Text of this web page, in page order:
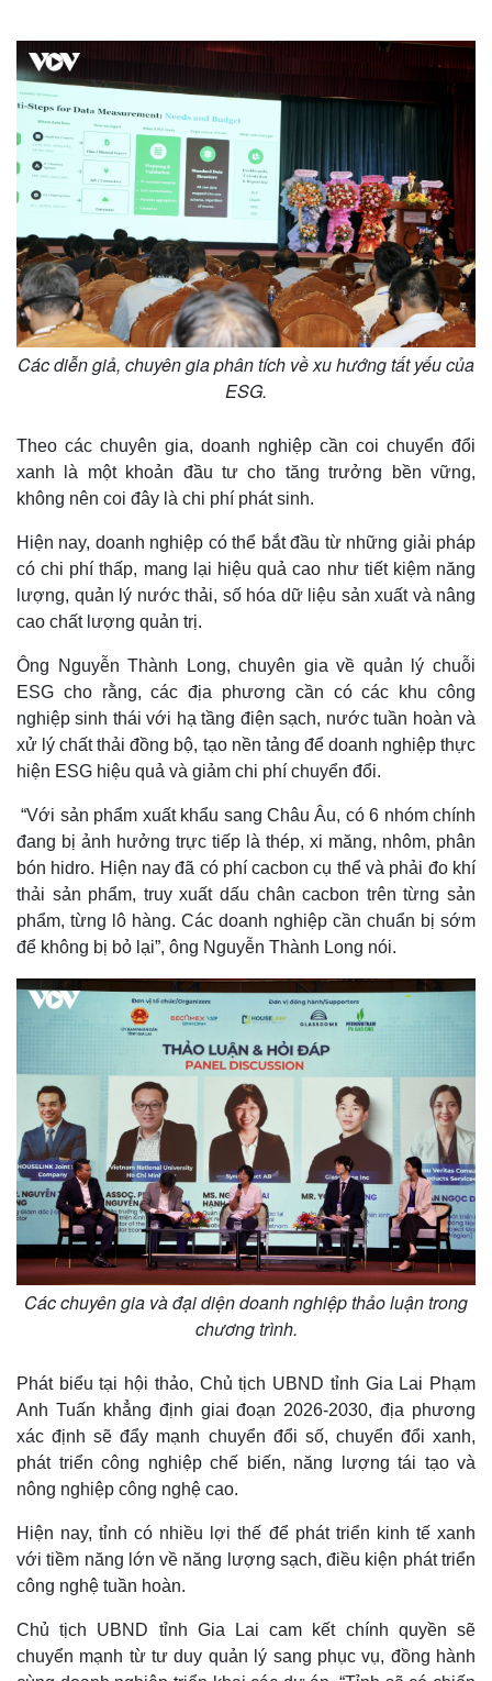
Thế giới
Quan sát
Cuộc sống đó đây
Hồ sơ
Multimedia
Video
Ảnh
E-Magazine
Infographic
e
Các diễn giả, chuyên gia phân tích về xu hướng tất yếu của
ESG.
Theo các chuyên gia, doanh nghiệp cần coi chuyển đổi
xanh là một khoản đầu tư cho tăng trưởng bền vững,
không nên coi đây là chi phí phát sinh.
Hiện nay, doanh nghiệp có thể bắt đầu từ những giải pháp
có chi phí thấp, mang lại hiệu quả cao như tiết kiệm năng
lượng, quản lý nước thải, số hóa dữ liệu sản xuất và nâng
cao chất lượng quản trị.
Ông Nguyễn Thành Long, chuyên gia về quản lý chuỗi
ESG cho rằng, các địa phương cần có các khu công
nghiệp sinh thái với hạ tầng điện sạch, nước tuần hoàn và
xử lý chất thải đồng bộ, tạo nền tảng để doanh nghiệp thực
hiện ESG hiệu quả và giảm chi phí chuyển đổi.
“Với sản phẩm xuất khẩu sang Châu Âu, có 6 nhóm chính
đang bị ảnh hưởng trực tiếp là thép, xi măng, nhôm, phân
bón hidro. Hiện nay đã có phí cacbon cụ thể và phải đo khí
thải sản phẩm, truy xuất dấu chân cacbon trên từng sản
phẩm, từng lô hàng. Các doanh nghiệp cần chuẩn bị sớm
để không bị bỏ lại”, ông Nguyễn Thành Long nói.
Các chuyên gia và đại diện doanh nghiệp thảo luận trong
chương trình.
Phát biểu tại hội thảo, Chủ tịch UBND tỉnh Gia Lai Phạm
Anh Tuấn khẳng định giai đoạn 2026-2030, địa phương
xác định sẽ đẩy mạnh chuyển đổi số, chuyển đổi xanh,
phát triển công nghiệp chế biến, năng lượng tái tạo và
nông nghiệp công nghệ cao.
Hiện nay, tỉnh có nhiều lợi thế để phát triển kinh tế xanh
với tiềm năng lớn về năng lượng sạch, điều kiện phát triển
công nghệ tuần hoàn.
Chủ tịch UBND tỉnh Gia Lai cam kết chính quyền sẽ
chuyển mạnh từ tư duy quản lý sang phục vụ, đồng hành